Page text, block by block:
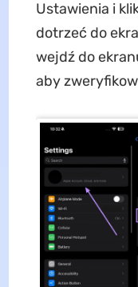
Ustawienia i
dotrzeć do
wejdź do
aby